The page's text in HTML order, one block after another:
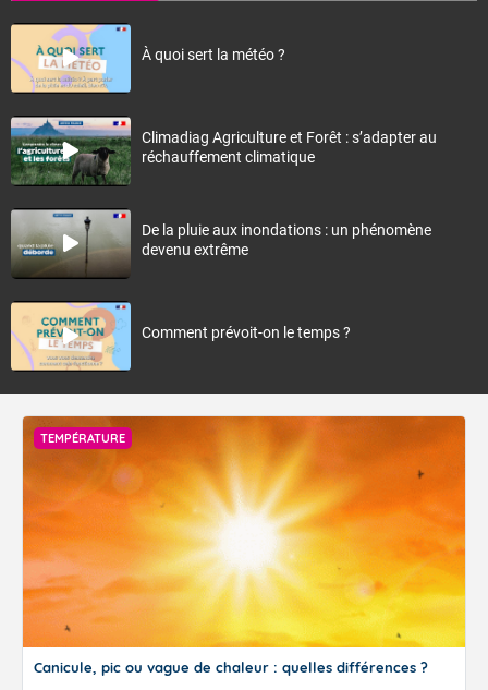
À quoi sert la météo ?
Climadiag Agriculture et Forêt : s’adapter au
réchauffement climatique
De la pluie aux inondations : un phénomène
devenu extrême
Comment prévoit-on le temps ?
TEMPÉRATURE
Canicule, pic ou vague de chaleur : quelles différences ?